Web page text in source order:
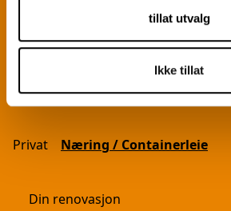
tillat utvalg
Ikke tillat
Privat Næring / Containerleie
Din renovasjon